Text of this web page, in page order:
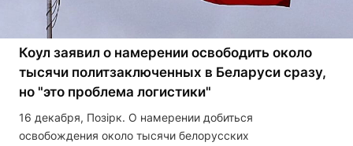
Коул заявил о намерении освободить около
тысячи политзаключенных в Беларуси сразу,
но "это проблема логистики"
16 декабря, Позірк. О намерении добиться
освобождения около тысячи белорусских